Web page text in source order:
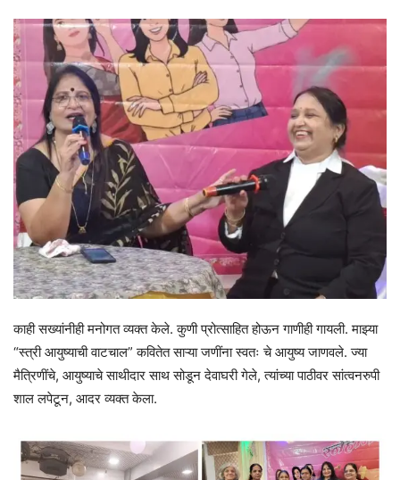
काही सख्यांनीही मनोगत व्यक्त केले. कुणी प्रोत्साहित होऊन गाणीही गायली. माझ्या
“स्त्री आयुष्याची वाटचाल” कवितेत साऱ्या जणींना स्वतः चे आयुष्य जाणवले. ज्या
मैत्रिणींचे, आयुष्याचे साथीदार साथ सोडून देवाघरी गेले, त्यांच्या पाठीवर सांत्वनरुपी
शाल लपेटून, आदर व्यक्त केला.